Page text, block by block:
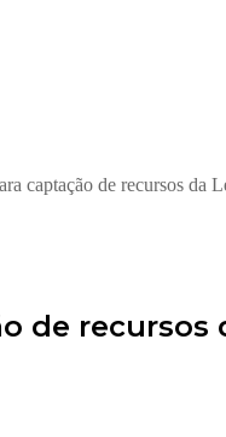
captação de recursos da
de recursos